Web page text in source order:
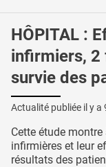
HÔPITAL :
infirmiers, 2
survie des
Actualité publiée il y a
Cette étude
infirmières et leur
résultats des